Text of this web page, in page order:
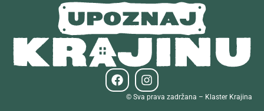
© Sva prava zadržana – Klaster Krajina